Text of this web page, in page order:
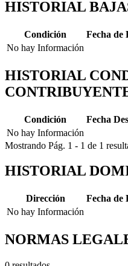
HISTORIAL
Condición
Fecha de
No hay Información
HISTORIAL
Condición Fecha
No hay Información
Mostrando Pág. 1 - 1 de 1
HISTORIAL
Dirección
Fecha de
No hay Información
NORMAS